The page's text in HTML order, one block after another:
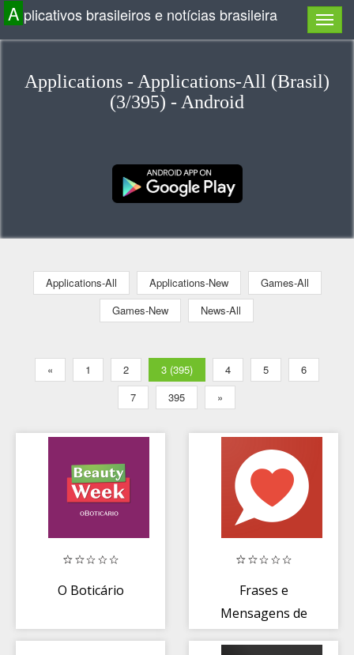
A plicativos brasileiros e notícias brasileira
Applications - Applications-All (Brasil)
(3/395) - Android
Applications-All Applications-New
Games-All
Games-New
News-All
« 1 2 3 (395) 4 5
6
7
395 »
O Boticário
Frases e
Mensagens de